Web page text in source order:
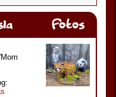
Fotos